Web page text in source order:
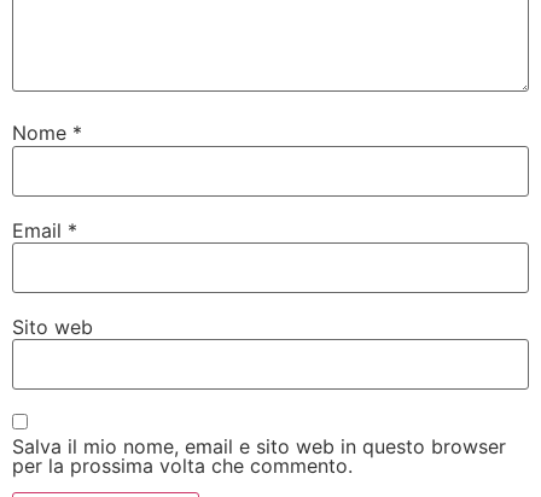
Nome *
Email *
Sito web
Salva il mio nome, email e sito web in questo browser
per la prossima volta che commento.